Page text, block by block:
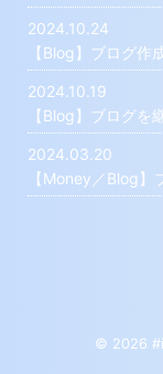
2024.10.24
【Blog】ブログ作
2024.10.19
【Blog】ブログを
2024.03.20
【Money／Blog】
© 2026